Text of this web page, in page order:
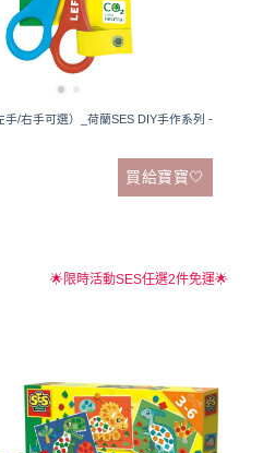
手/右手可選）_荷蘭SES DIY手作系列 -
買給寶寶🤍
🌟限時活動SES任選2件免運🌟